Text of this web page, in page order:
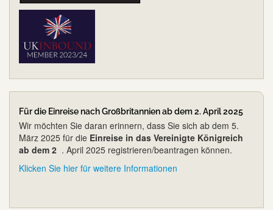
Für die Einreise nach Großbritannien ab dem 2. April 2025
Wir möchten Sie daran erinnern, dass Sie sich ab dem 5.
März 2025 für die Einreise in das Vereinigte Königreich
ab dem 2 . April 2025 registrieren/beantragen können.
Klicken Sie hier für weitere Informationen